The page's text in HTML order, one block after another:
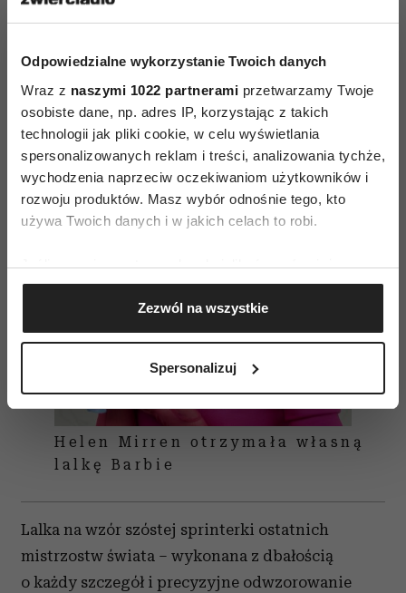
Odpowiedzialne wykorzystanie Twoich danych
Wraz z naszymi 1022 partnerami przetwarzamy Twoje
osobiste dane, np. adres IP, korzystając z takich
technologii jak pliki cookie, w celu wyświetlania
spersonalizowanych reklam i treści, analizowania tychże,
wychodzenia naprzeciw oczekiwaniom użytkowników i
rozwoju produktów. Masz wybór odnośnie tego, kto
używa Twoich danych i w jakich celach to robi.
Jeśli wyrazisz na to zgodę, chcielibyśmy również:
Gromadzić dane dotyczące Twojej lokalizacji
geograficznej z dokładnością nawet do kilku metrów
Identyfikować Twoje urządzenie, aktywnie
(fingerprinting, czyli wirtualny odcisk palca)
dane są przetwarzane oraz ustaw własne preferencje w
sekcji szczegółów. W Deklaracji plików cookie możesz
zmienić lub wycofać swoją zgodę w dowolnej chwili.
i reklam, aby oferować funkcje społecznościowe i
analizować ruch w naszej witrynie. Informacje o tym, jak
korzystasz z naszej witryny, udostępniamy partnerom
Zezwól na wszystkie
Spersonalizuj
Każdy z nas ma prawo wyrażać siebie na swój
Czytaj także
Helen Mirren otrzymała własną
lalkę Barbie
Lalka na wzór szóstej sprinterki ostatnich
mistrzostw świata – wykonana z dbałością
o każdy szczegół i precyzyjne odwzorowanie